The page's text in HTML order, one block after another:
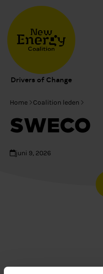
Drivers of Change
Home Coalition leden
SWECO
juni 9, 2026